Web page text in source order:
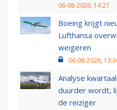
06-08-2026, 14:27
Boeing krijgt
Lufthansa
weigeren
06-08-2026,
Analyse
duurder wordt,
de reiziger